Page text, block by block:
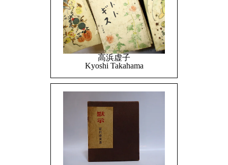
高浜虚子
Kyoshi Takahama